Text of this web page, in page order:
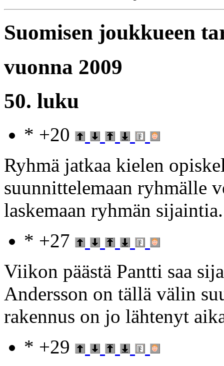
Suomisen joukkueen
vuonna 2009
50. luku
* +20
Ryhmä jatkaa kielen
suunnittelemaan ryhmälle
laskemaan ryhmän sijaintia.
* +27
Viikon päästä Pantti saa
Andersson on tällä välin
rakennus on jo lähtenyt
* +29